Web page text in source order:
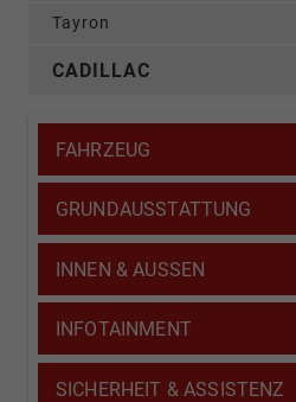
Tayron
CADILLAC
FAHRZEUG
GRUNDAUSSTATTUNG
INNEN & AUSSEN
INFOTAINMENT
SICHERHEIT & ASSISTENZ